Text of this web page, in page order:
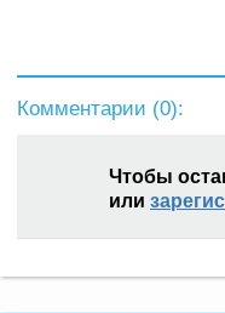
Комментарии (0):
Чтобы
или